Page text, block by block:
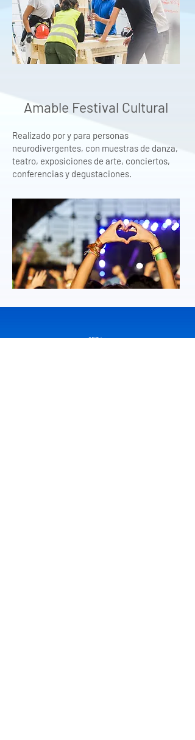
Amable Festival Cultural
Realizado por y para personas
neurodivergentes, con muestras de danza,
teatro, exposiciones de arte, conciertos,
conferencias y degustaciones.